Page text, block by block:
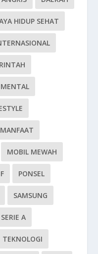
HIDUP SEHAT
MANFAAT
MOBIL MEWAH
PONSEL
SAMSUNG
SERIE A
TEKNOLOGI